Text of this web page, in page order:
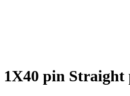
1X40 pin Straight